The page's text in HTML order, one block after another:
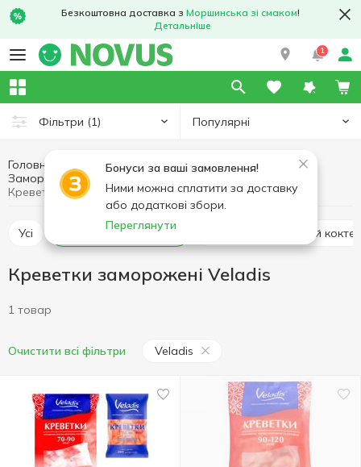
Безкоштовна доставка з Моршинська зі смаком!
Детальніше
1
Фільтри (1) Популярні
Бонуси за ваші замовлення!
Ними можна сплатити за доставку
або додаткові збори.
Переглянути
Головна
Риба та морепродукти
Заморожені морепродукти
Креветки заморожені Veladis
Усі Креветки заморожені Восьминіг і морський
Креветки заморожені Veladis
1 товар
Очистити всі фільтри Veladis